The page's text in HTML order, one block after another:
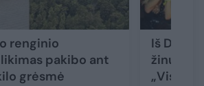
renginio
pakibo ant
grėsmė
Iš
žinutė
„Visada